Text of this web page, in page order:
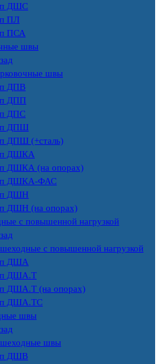
ДШС
ПЛ
ПСА
швы
швы
ДПВ
ДПП
ДПС
ДПШ
ДПШ (+сталь)
ДШКА
ДШКА (на опорах)
ДШКА-ФАС
ДШН
ДШН (на опорах)
с повышенной нагрузкой
с повышенной нагрузкой
ДША
ДША.Т
ДША.Т (на опорах)
ДША.ТС
швы
швы
ДШВ